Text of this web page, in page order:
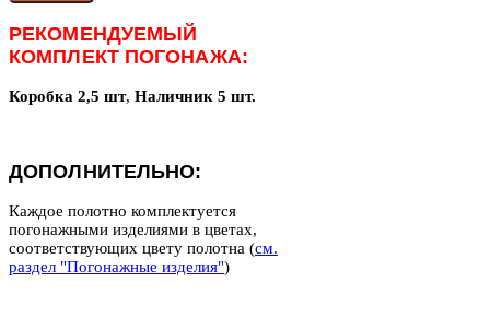
РЕКОМЕНДУЕМЫЙ
КОМПЛЕКТ ПОГОНАЖА:
Коробка 2,5 шт, Наличник 5 шт.
ДОПОЛНИТЕЛЬНО:
Каждое полотно комплектуется
погонажными изделиями в цветах,
соответствующих цвету полотна (см.
раздел "Погонажные изделия")